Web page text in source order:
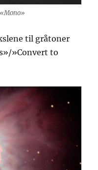
til gråtoner
»Convert to